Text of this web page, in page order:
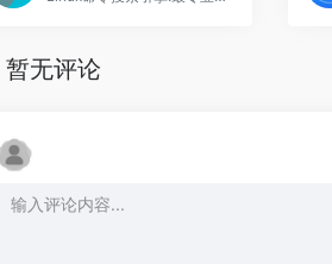
暂无评论